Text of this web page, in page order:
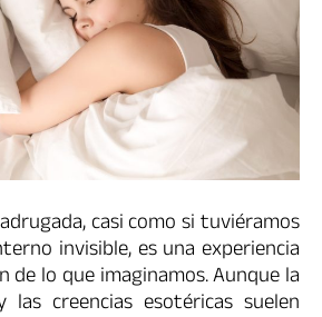
casi como si tuviéramos
invisible, es una experiencia
de lo que imaginamos. Aunque la
creencias esotéricas suelen